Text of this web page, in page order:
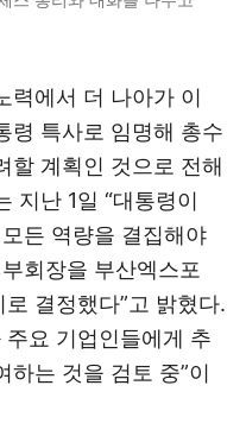
력에서 더 나아가 이
령 특사로 임명해 총수
할 계획인 것으로 전해
지난 1일 “대통령이
든 역량을 결집해야
회장을 부산엑스포
결정했다”고 밝혔다.
주요 기업인들에게 추
하는 것을 검토 중”이